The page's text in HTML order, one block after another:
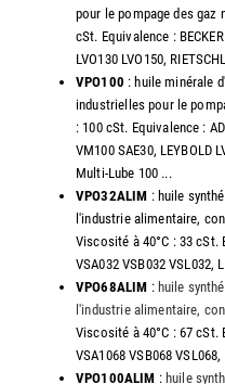
pour le pompage des gaz
cSt. Equivalence :
LVO130 LVO150,
VPO100 : huile minérale
industrielles pour le
: 100 cSt. Equivalence :
VM100 SAE30, LEYBOLD
Multi-Lube 100 ...
VPO32ALIM : huile
l'industrie alimentaire,
Viscosité à 40°C : 33 cSt.
VSA032 VSB032 VSL032,
VPO68ALIM : huile
l'industrie alimentaire,
Viscosité à 40°C : 67 cSt.
VSA1068 VSB068 VSL068,
VPO100ALIM : huile